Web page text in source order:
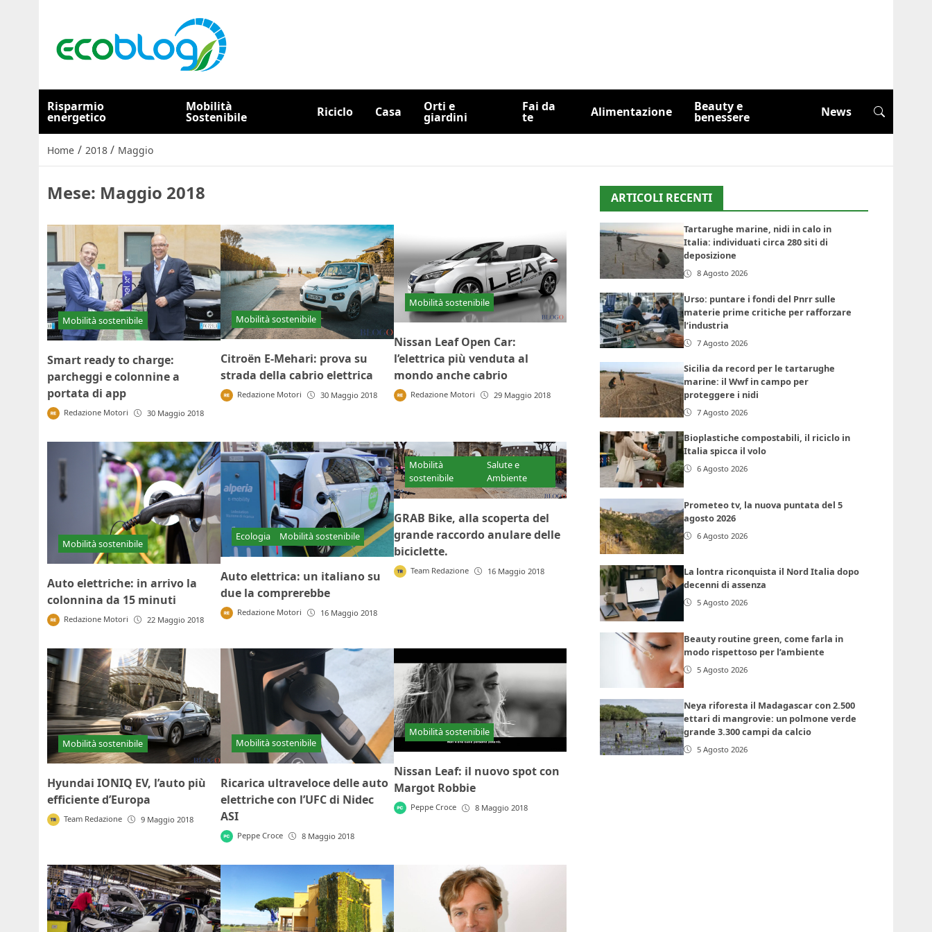
Risparmio
energetico
Mobilità
Sostenibile Riciclo Casa Orti e
giardini
Fai da
te Alimentazione Beauty e
benessere News
Home / 2018 / Maggio
Mese: Maggio 2018
Mobilità sostenibile
Smart ready to charge:
parcheggi e colonnine a
portata di app
Redazione Motori 30 Maggio 2018
Mobilità sostenibile
Citroën E-Mehari: prova su
strada della cabrio elettrica
Redazione Motori 30 Maggio 2018
Mobilità sostenibile
Nissan Leaf Open Car:
l’elettrica più venduta al
mondo anche cabrio
Redazione Motori 29 Maggio 2018
Mobilità sostenibile
Auto elettriche: in arrivo la
colonnina da 15 minuti
Redazione Motori 22 Maggio 2018
Ecologia Mobilità sostenibile
Auto elettrica: un italiano su
due la comprerebbe
Redazione Motori 16 Maggio 2018
Mobilità
sostenibile
Salute e
Ambiente
GRAB Bike, alla scoperta del
grande raccordo anulare delle
biciclette.
Team Redazione 16 Maggio 2018
Mobilità sostenibile
Hyundai IONIQ EV, l’auto più
efficiente d’Europa
Team Redazione 9 Maggio 2018
Mobilità sostenibile
Ricarica ultraveloce delle auto
elettriche con l’UFC di Nidec
ASI
Peppe Croce 8 Maggio 2018
Mobilità sostenibile
Nissan Leaf: il nuovo spot con
Margot Robbie
Peppe Croce 8 Maggio 2018
ARTICOLI RECENTI
Tartarughe marine, nidi in calo in
Italia: individuati circa 280 siti di
deposizione
8 Agosto 2026
Urso: puntare i fondi del Pnrr sulle
materie prime critiche per rafforzare
l’industria
7 Agosto 2026
Sicilia da record per le tartarughe
marine: il Wwf in campo per
proteggere i nidi
7 Agosto 2026
Bioplastiche compostabili, il riciclo in
Italia spicca il volo
6 Agosto 2026
Prometeo tv, la nuova puntata del 5
agosto 2026
6 Agosto 2026
La lontra riconquista il Nord Italia dopo
decenni di assenza
5 Agosto 2026
Beauty routine green, come farla in
modo rispettoso per l’ambiente
5 Agosto 2026
Neya riforesta il Madagascar con 2.500
ettari di mangrovie: un polmone verde
grande 3.300 campi da calcio
5 Agosto 2026